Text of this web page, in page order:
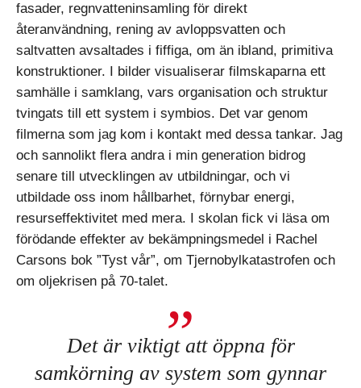
fasader, regnvatteninsamling för direkt
återanvändning, rening av avloppsvatten och
saltvatten avsaltades i fiffiga, om än ibland, primitiva
konstruktioner. I bilder visualiserar filmskaparna ett
samhälle i samklang, vars organisation och struktur
tvingats till ett system i symbios. Det var genom
filmerna som jag kom i kontakt med dessa tankar. Jag
och sannolikt flera andra i min generation bidrog
senare till utvecklingen av utbildningar, och vi
utbildade oss inom hållbarhet, förnybar energi,
resurseffektivitet med mera. I skolan fick vi läsa om
förödande effekter av bekämpningsmedel i Rachel
Carsons bok ”Tyst vår”, om Tjernobylkatastrofen och
om oljekrisen på 70-talet.
Det är viktigt att öppna för
samkörning av system som gynnar